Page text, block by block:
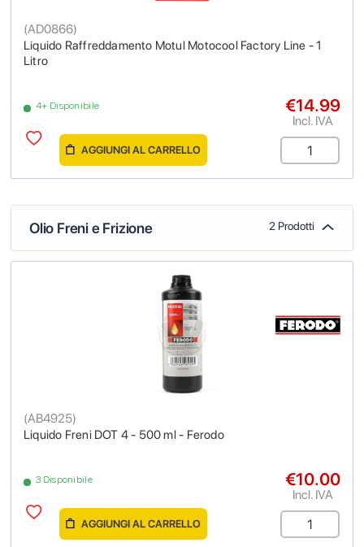
Liquido Raffreddamento Motul Motocool Factory Line - 1
Litro
(AD0866)
4+ Disponibile €14.99
Incl. IVA
AGGIUNGI AL CARRELLO
Olio Freni e Frizione 2 Prodotti
Liquido Freni DOT 4 - 500 ml - Ferodo
(AB4925)
3 Disponibile €10.00
Incl. IVA
AGGIUNGI AL CARRELLO